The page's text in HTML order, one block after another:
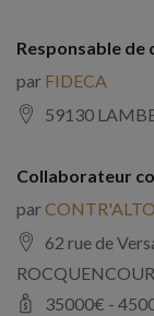
Responsable de
par FIDECA
59130
Collaborateur
par
62 rue de
35000€ -